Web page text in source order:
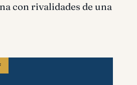
con rivalidades de una